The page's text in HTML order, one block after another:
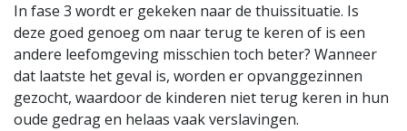
In fase 3 wordt er gekeken naar de thuissituatie. Is
deze goed genoeg om naar terug te keren of is een
andere leefomgeving misschien toch beter? Wanneer
dat laatste het geval is, worden er opvanggezinnen
gezocht, waardoor de kinderen niet terug keren in hun
oude gedrag en helaas vaak verslavingen.